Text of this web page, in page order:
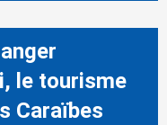
le tourisme
Caraïbes